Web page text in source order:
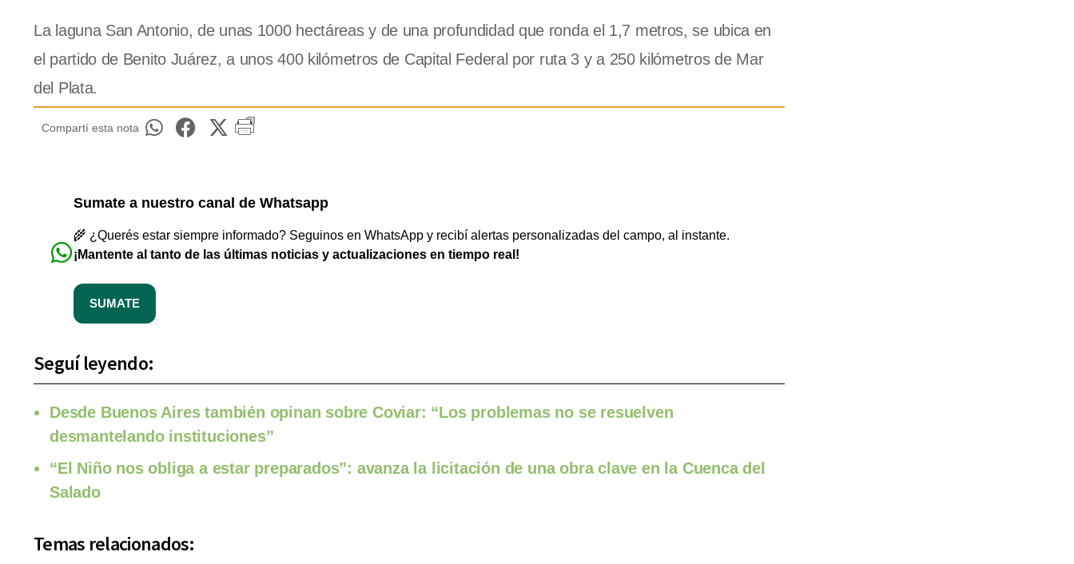
La laguna San Antonio, de unas 1000 hectáreas y de una profundidad que ronda el 1,7 metros, se ubica en
el partido de Benito Juárez, a unos 400 kilómetros de Capital Federal por ruta 3 y a 250 kilómetros de Mar
del Plata.
Compartí esta nota
Sumate a nuestro canal de Whatsapp
🌾 ¿Querés estar siempre informado? Seguinos en WhatsApp y recibí alertas personalizadas del campo, al instante.
¡Mantente al tanto de las últimas noticias y actualizaciones en tiempo real!
SUMATE
Seguí leyendo:
Desde Buenos Aires también opinan sobre Coviar: “Los problemas no se resuelven
desmantelando instituciones”
“El Niño nos obliga a estar preparados”: avanza la licitación de una obra clave en la Cuenca del
Salado
Temas relacionados: